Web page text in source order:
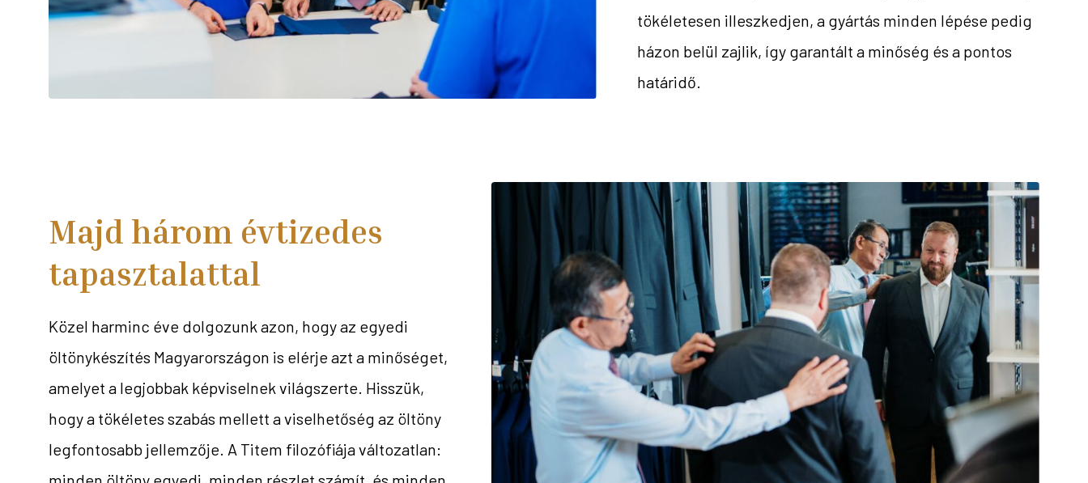
tökéletesen illeszkedjen, a gyártás minden lépése pedig
házon belül zajlik, így garantált a minőség és a pontos
határidő.
Majd három évtizedes
tapasztalattal
Közel harminc éve dolgozunk azon, hogy az egyedi
öltönykészítés Magyarországon is elérje azt a minőséget,
amelyet a legjobbak képviselnek világszerte. Hisszük,
hogy a tökéletes szabás mellett a viselhetőség az öltöny
legfontosabb jellemzője. A Titem filozófiája változatlan: